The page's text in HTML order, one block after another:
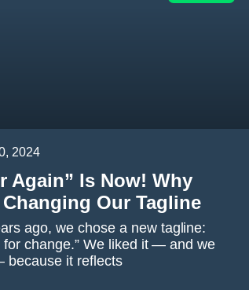
Again” Is Now! Why
Changing Our Tagline
ago, we chose a new tagline:
for change.” We liked it — and we
because it reflects
2024